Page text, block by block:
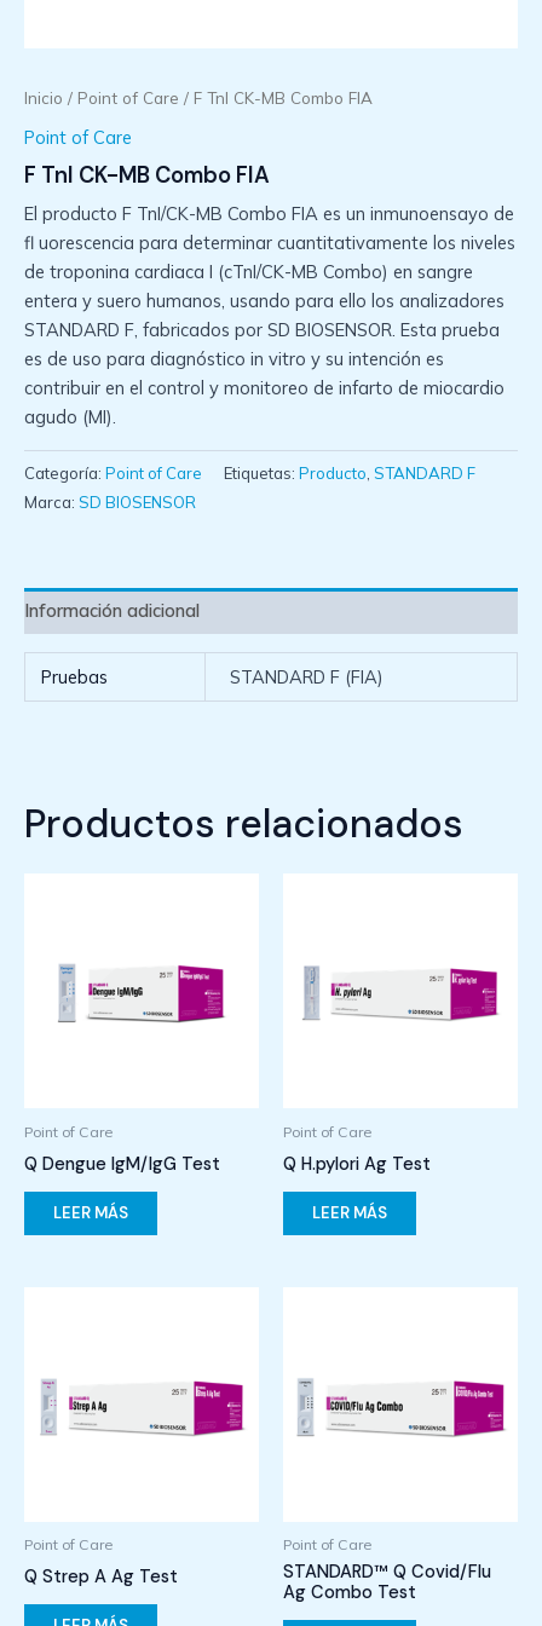
Inicio / Point of Care / F TnI CK-MB Combo FIA
Point of Care
F TnI CK-MB Combo FIA
El producto F TnI/CK-MB Combo FIA es un inmunoensayo de
fl uorescencia para determinar cuantitativamente los niveles
de troponina cardiaca I (cTnI/CK-MB Combo) en sangre
entera y suero humanos, usando para ello los analizadores
STANDARD F, fabricados por SD BIOSENSOR. Esta prueba
es de uso para diagnóstico in vitro y su intención es
contribuir en el control y monitoreo de infarto de miocardio
agudo (MI).
Categoría: Point of Care Etiquetas: Producto, STANDARD F
Marca: SD BIOSENSOR
Información adicional
Pruebas STANDARD F (FIA)
Productos relacionados
Point of Care
Q Dengue IgM/IgG Test
LEER MÁS
Point of Care
Q H.pylori Ag Test
LEER MÁS
Point of Care
Q Strep A Ag Test
Point of Care
STANDARD™ Q Covid/Flu
Ag Combo Test